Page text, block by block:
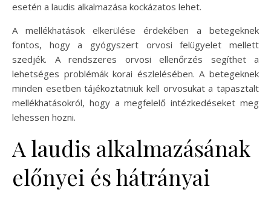
esetén a laudis alkalmazása kockázatos lehet.
A mellékhatások elkerülése érdekében a betegeknek
fontos, hogy a gyógyszert orvosi felügyelet mellett
szedjék. A rendszeres orvosi ellenőrzés segíthet a
lehetséges problémák korai észlelésében. A betegeknek
minden esetben tájékoztatniuk kell orvosukat a tapasztalt
mellékhatásokról, hogy a megfelelő intézkedéseket meg
lehessen hozni.
A laudis alkalmazásának
előnyei és hátrányai